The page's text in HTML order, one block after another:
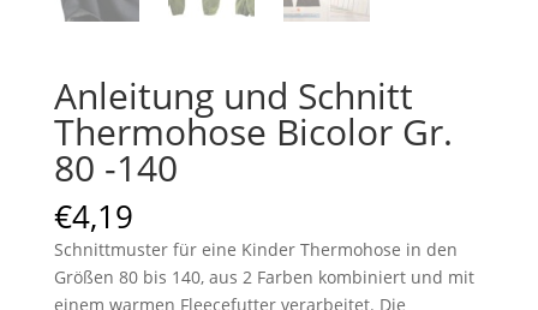
Anleitung und Schnitt
Thermohose Bicolor Gr.
80 -140
€4,19
Schnittmuster für eine Kinder Thermohose in den
Größen 80 bis 140, aus 2 Farben kombiniert und mit
einem warmen Fleecefutter verarbeitet. Die